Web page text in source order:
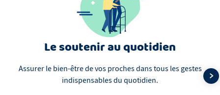
Le soutenir au quotidien
Assurer le bien-être de vos proches dans tous les gestes
indispensables du quotidien.